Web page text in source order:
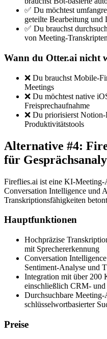
✅ Du möchtest
geteilte Bearbeitung und
✅ Du brauchst
von Meeting-
Wann du Otter.ai nicht
❌ Du brauchst Mobile-
Meetings
❌ Du möchtest native
Freisprechaufnahme
❌ Du priorisierst
Produktivitätstools
Alternative #4:
für
Fireflies.ai ist eine KI-Meeting-
Conversation Intelligence und
Transkriptionsfähigkeiten
Hauptfunktionen
Hochpräzise
mit Sprechererkennung
Conversation
Sentiment-Analyse und
Integration mit über 200
einschließlich CRM- und
Durchsuchbare
schlüsselwortbasierter
Preise